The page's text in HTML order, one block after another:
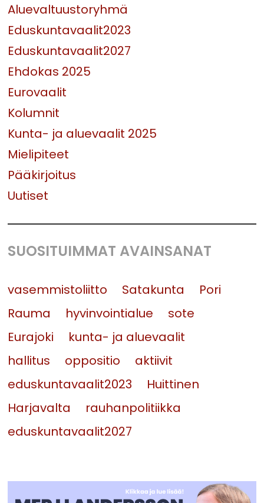
Aluevaltuustoryhmä
Eduskuntavaalit2023
Eduskuntavaalit2027
Ehdokas 2025
Eurovaalit
Kolumnit
Kunta- ja aluevaalit 2025
Mielipiteet
Pääkirjoitus
Uutiset
SUOSITUIMMAT AVAINSANAT
vasemmistoliitto Satakunta
Pori
Rauma
hyvinvointialue
sote
Eurajoki
kunta- ja aluevaalit
hallitus
oppositio
aktiivit
eduskuntavaalit2023
Huittinen
Harjavalta
rauhanpolitiikka
eduskuntavaalit2027